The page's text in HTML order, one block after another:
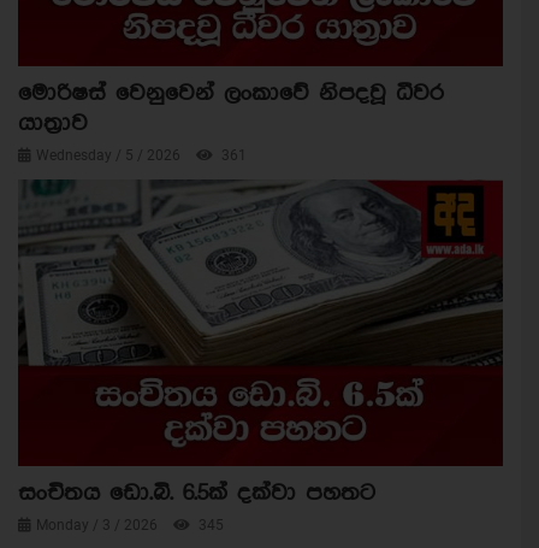
මොරිෂස් වෙනුවෙන් ලංකාවේ නිපදවූ ධීවර
යාත්‍රාව
Wednesday / 5 / 2026 361
සංචිතය ඩො.බි. 6.5ක් දක්වා පහතට
Monday / 3 / 2026 345